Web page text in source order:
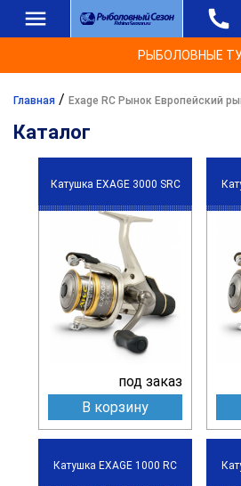
РЫБОЛОВНЫЕ
Главная / Exage RC Рынок Европейский
Каталог
Катушка EXAGE 3000 SRC
под заказ
В корзину
Катушка EXAGE 1000 RC